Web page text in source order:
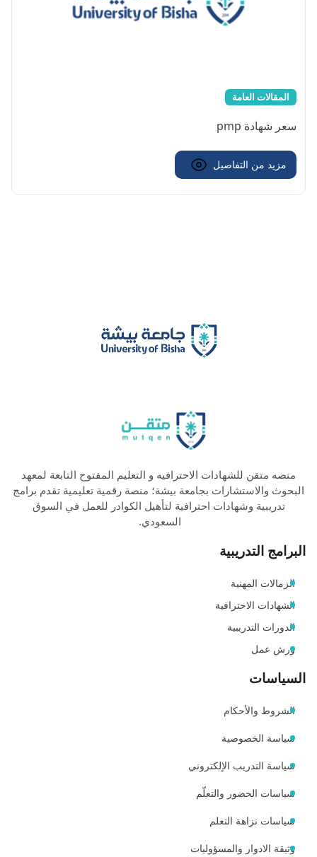
المقالات العامة
سعر شهادة pmp
مزيد من التفاصيل
منصه متقن للشهادات الاحترافيه و التعليم المفتوح التابعة لمعهد
البحوث والاستشارات بجامعة بيشة؛ منصة رقمية تعليمية تقدم برامج
تدريبية وشهادات احترافية لتأهيل الكوادر للعمل في السوق
السعودي.
البرامج التدريبية
الزمالات المهنية
الشهادات الاحترافية
الدورات التدريبية
ورش عمل
السياسات
الشروط والأحكام
سياسة الخصوصية
سياسة التدريب الإلكتروني
سياسات الحضور والتعلّم
سياسات نزاهة التعلم
وثيقة الادوار والمسؤوليات